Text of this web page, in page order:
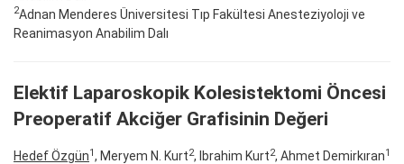
2Adnan Menderes Üniversitesi Tıp Fakültesi Anesteziyoloji ve
Reanimasyon Anabilim Dalı
Elektif Laparoskopik Kolesistektomi Öncesi
Preoperatif Akciğer Grafisinin Değeri
Hedef Özgün1, Meryem N. Kurt2, Ibrahim Kurt2, Ahmet Demirkıran1